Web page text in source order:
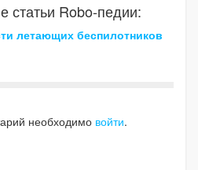
статьи Robo-педии:
летающих беспилотников
необходимо войти.